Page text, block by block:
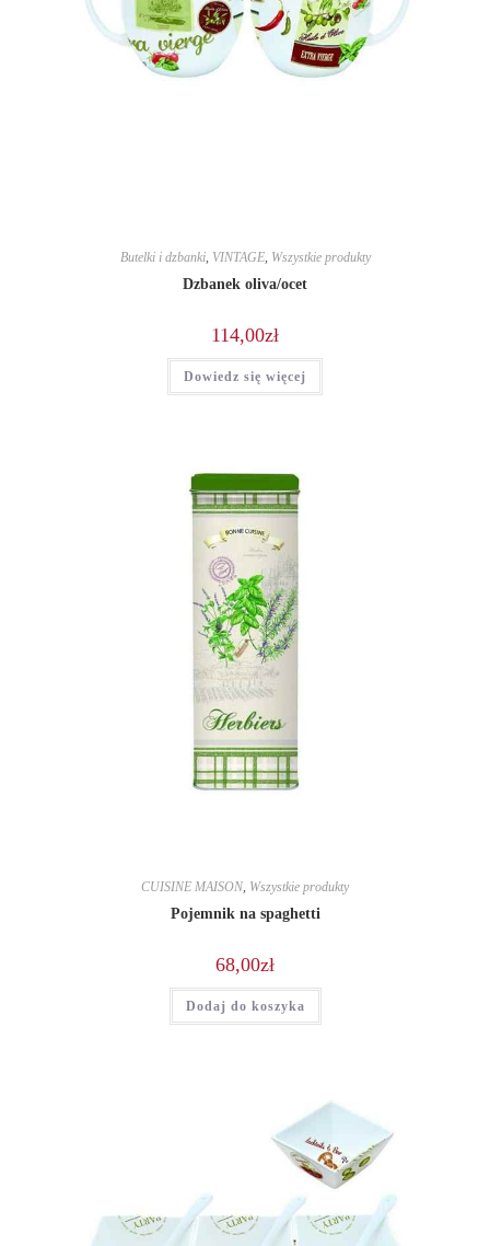
Butelki i dzbanki, VINTAGE, Wszystkie produkty
Dzbanek oliva/ocet
114,00zł
Dowiedz się więcej
CUISINE MAISON, Wszystkie produkty
Pojemnik na spaghetti
68,00zł
Dodaj do koszyka